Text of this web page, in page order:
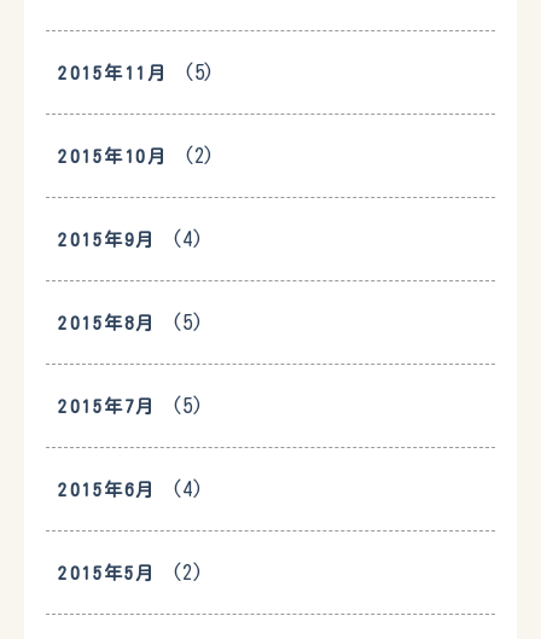
2015年11月 (5)
2015年10月 (2)
2015年9月 (4)
2015年8月 (5)
2015年7月 (5)
2015年6月 (4)
2015年5月 (2)